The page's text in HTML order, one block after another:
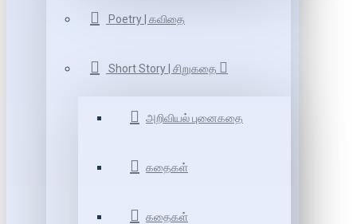
Poetry | கவிதை
Short Story | சிறுகதை
அறிவியல் புனைகதை
கதைகள்
கதைகள்